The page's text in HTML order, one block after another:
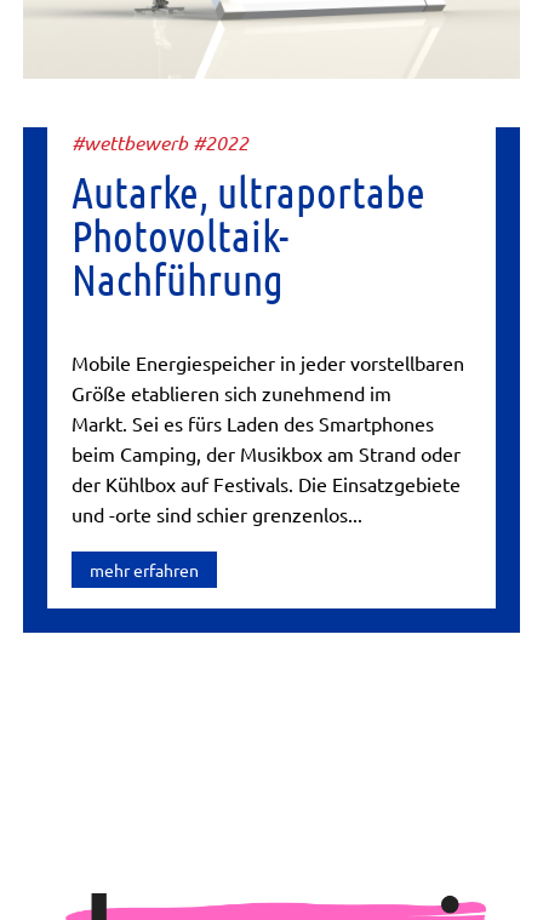
#wettbewerb #2022
Autarke, ultraportabe
Photovoltaik-
Nachführung
Mobile Energiespeicher in jeder vorstellbaren
Größe etablieren sich zunehmend im
Markt. Sei es fürs Laden des Smartphones
beim Camping, der Musikbox am Strand oder
der Kühlbox auf Festivals. Die Einsatzgebiete
und -orte sind schier grenzenlos...
mehr erfahren